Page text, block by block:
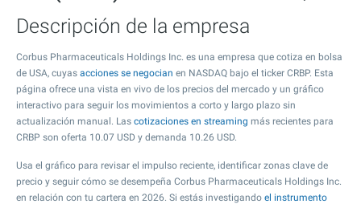
Descripción de la empresa
Corbus Pharmaceuticals Holdings Inc. es una empresa que cotiza en bolsa
de USA, cuyas acciones se negocian en NASDAQ bajo el ticker CRBP. Esta
página ofrece una vista en vivo de los precios del mercado y un gráfico
interactivo para seguir los movimientos a corto y largo plazo sin
actualización manual. Las cotizaciones en streaming más recientes para
CRBP son oferta 10.07 USD y demanda 10.26 USD.
Usa el gráfico para revisar el impulso reciente, identificar zonas clave de
precio y seguir cómo se desempeña Corbus Pharmaceuticals Holdings Inc.
en relación con tu cartera en 2026. Si estás investigando el instrumento